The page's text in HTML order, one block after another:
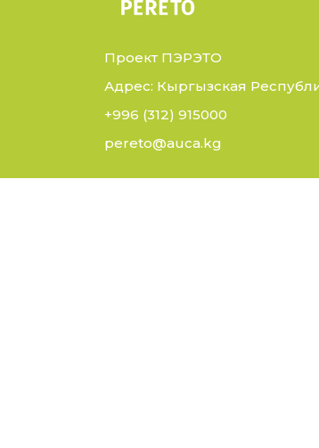
Проект ПЭРЭТО
Адрес: Кыргызская
+996 (312) 915000
pereto@auca.kg